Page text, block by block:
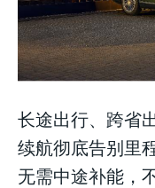
长途出行、跨省
续航彻底告别里
无需中途补能，